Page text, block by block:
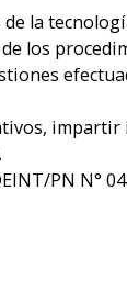
la
los
PN N° 04